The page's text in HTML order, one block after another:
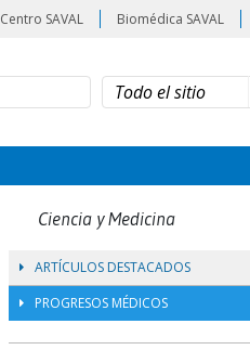
Centro SAVAL Biomédica SAVAL
Ciencia y Medicina
ARTÍCULOS DESTACADOS
PROGRESOS MÉDICOS